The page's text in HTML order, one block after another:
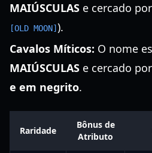
MAIÚSCULAS e cercado
[OLD MOON] ).
Cavalos Míticos: O nome
MAIÚSCULAS e cercado por
e em negrito.
Raridade
Bônus de
Atributo